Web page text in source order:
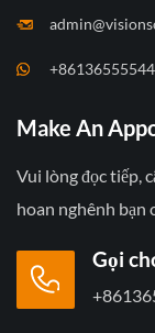
Make An
Vui lòng đọc tiếp,
hoan nghênh bạn
Gọi